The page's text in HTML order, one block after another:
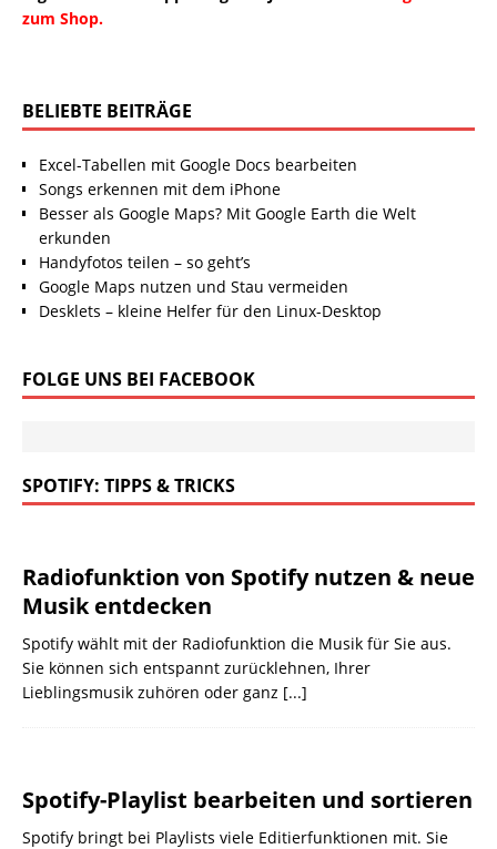
zum Shop.
BELIEBTE BEITRÄGE
Excel-Tabellen mit Google Docs bearbeiten
Songs erkennen mit dem iPhone
Besser als Google Maps? Mit Google Earth die Welt
erkunden
Handyfotos teilen – so geht’s
Google Maps nutzen und Stau vermeiden
Desklets – kleine Helfer für den Linux-Desktop
FOLGE UNS BEI FACEBOOK
SPOTIFY: TIPPS & TRICKS
Radiofunktion von Spotify nutzen & neue
Musik entdecken
Spotify wählt mit der Radiofunktion die Musik für Sie aus.
Sie können sich entspannt zurücklehnen, Ihrer
Lieblingsmusik zuhören oder ganz [...]
Spotify-Playlist bearbeiten und sortieren
Spotify bringt bei Playlists viele Editierfunktionen mit. Sie